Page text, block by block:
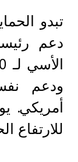
تبدو
دعم
أمريكي.
للارتفاع